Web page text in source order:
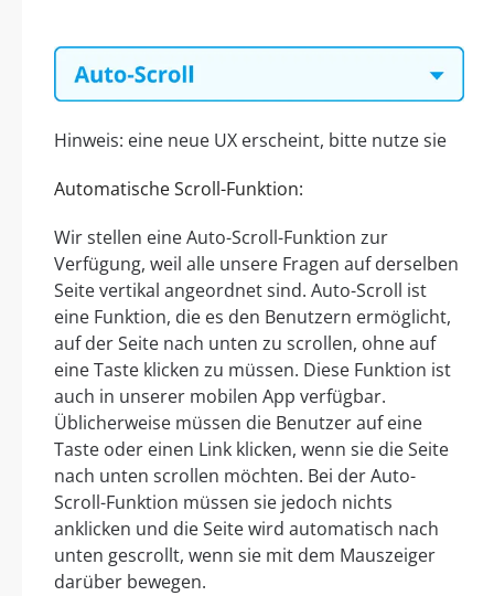
Hinweis: eine neue UX erscheint, bitte nutze sie
Automatische Scroll-Funktion:
Wir stellen eine Auto-Scroll-Funktion zur
Verfügung, weil alle unsere Fragen auf derselben
Seite vertikal angeordnet sind. Auto-Scroll ist
eine Funktion, die es den Benutzern ermöglicht,
auf der Seite nach unten zu scrollen, ohne auf
eine Taste klicken zu müssen. Diese Funktion ist
auch in unserer mobilen App verfügbar.
Üblicherweise müssen die Benutzer auf eine
Taste oder einen Link klicken, wenn sie die Seite
nach unten scrollen möchten. Bei der Auto-
Scroll-Funktion müssen sie jedoch nichts
anklicken und die Seite wird automatisch nach
unten gescrollt, wenn sie mit dem Mauszeiger
darüber bewegen.